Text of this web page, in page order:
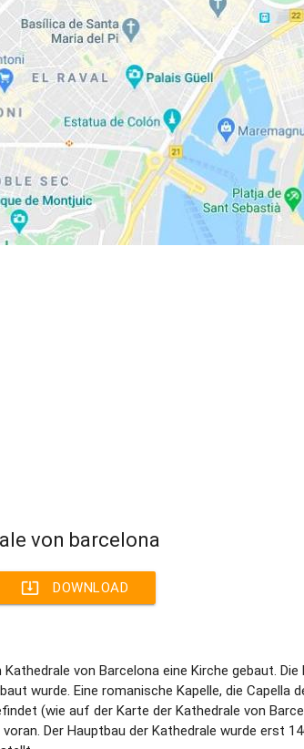
von barcelona
system_update_alt DOWNLOAD
von Barcelona eine Kirche gebaut.
wurde. Eine romanische Kapelle, die Capella
(wie auf der Karte der Kathedrale von
Der Hauptbau der Kathedrale wurde erst